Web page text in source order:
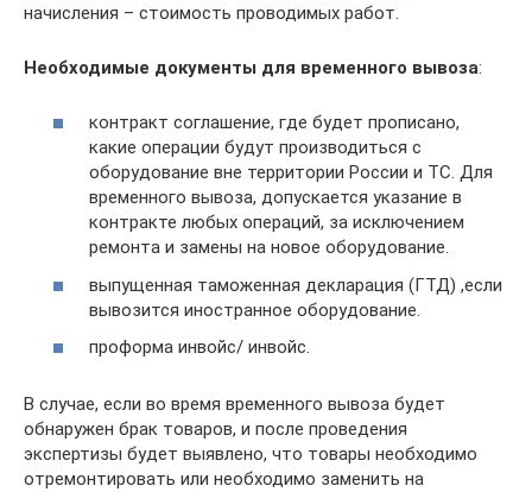
начисления – стоимость проводимых работ.
Необходимые документы для временного вывоза:
контракт соглашение, где будет прописано,
какие операции будут производиться с
оборудование вне территории России и ТС. Для
временного вывоза, допускается указание в
контракте любых операций, за исключением
ремонта и замены на новое оборудование.
выпущенная таможенная декларация (ГТД) ,если
вывозится иностранное оборудование.
проформа инвойс/ инвойс.
В случае, если во время временного вывоза будет
обнаружен брак товаров, и после проведения
экспертизы будет выявлено, что товары необходимо
отремонтировать или необходимо заменить на